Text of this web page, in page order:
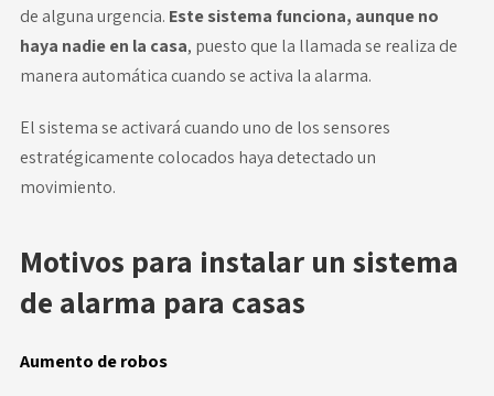
de alguna urgencia. Este sistema funciona, aunque no
haya nadie en la casa, puesto que la llamada se realiza de
manera automática cuando se activa la alarma.
El sistema se activará cuando uno de los sensores
estratégicamente colocados haya detectado un
movimiento.
Motivos para instalar un sistema
de alarma para casas
Aumento de robos